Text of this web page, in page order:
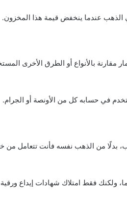
الذهب عندما ينخفض قيمة هذا المخزون.
مقارنة بالأنواع أو الطرق الأخرى
في حسابه كل من الأونصة أو الجرام.
بدلًا من الذهب نفسه فأنت تتعامل من
ولكنك فقط امتلاك شهادات إيداع